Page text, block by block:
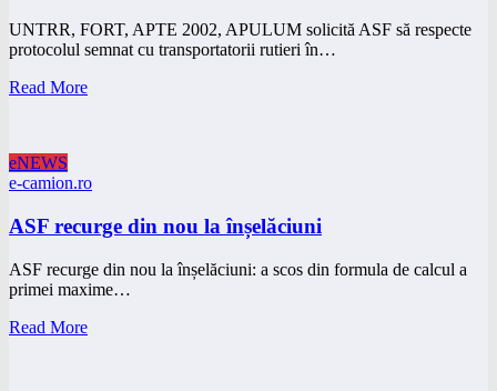
UNTRR, FORT, APTE 2002, APULUM solicită ASF să respecte
protocolul semnat cu transportatorii rutieri în…
Read More
eNEWS
e-camion.ro
ASF recurge din nou la înșelăciuni
ASF recurge din nou la înșelăciuni: a scos din formula de calcul a
primei maxime…
Read More